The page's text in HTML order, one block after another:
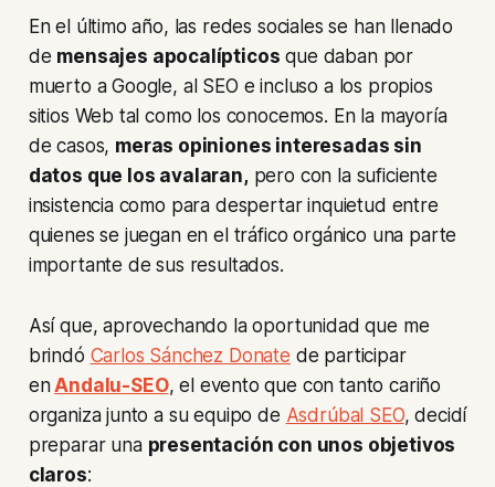
En el último año, las redes sociales se han llenado
de mensajes apocalípticos que daban por
muerto a Google, al SEO e incluso a los propios
sitios Web tal como los conocemos. En la mayoría
de casos, meras opiniones interesadas sin
datos que los avalaran,pero con la suficiente
insistencia como para despertar inquietud entre
quienes se juegan en el tráfico orgánico una parte
importante de sus resultados.
Así que, aprovechando la oportunidad que me
brindó Carlos Sánchez Donate de participar
enAndalu-SEO, el evento que con tanto cariño
organiza junto a su equipo de Asdrúbal SEO, decidí
preparar una presentación con unos objetivos
claros: